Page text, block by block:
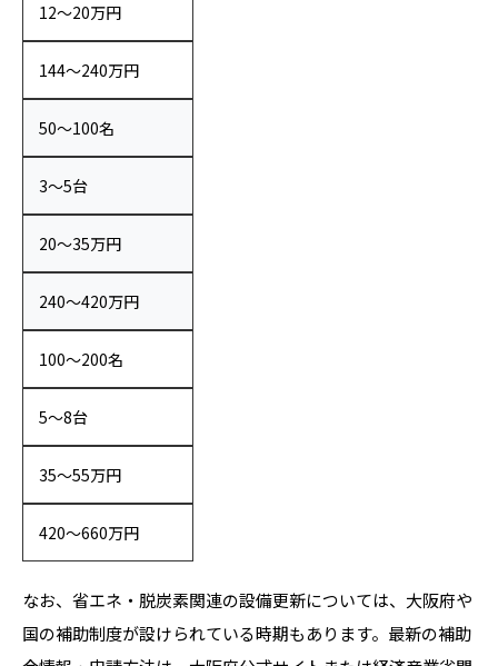
12〜20万円
144〜240万円
50〜100名
3〜5台
20〜35万円
240〜420万円
100〜200名
5〜8台
35〜55万円
420〜660万円
なお、省エネ・脱炭素関連の設備更新については、大阪府や
国の補助制度が設けられている時期もあります。最新の補助